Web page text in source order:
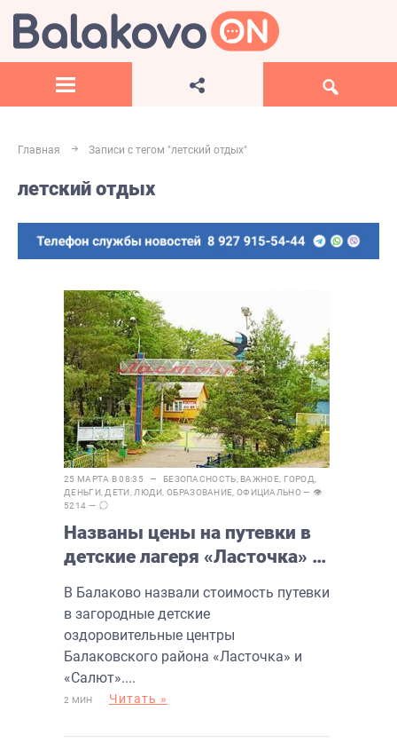
Главная Записи с тегом "летский отдых"
летский отдых
25 МАРТА В 08:35 — БЕЗОПАСНОСТЬ ВАЖНОЕ, ГОРОД
ДЕНЬГИ, ДЕТИ ЛЮДИ ,ОБРАЗОВАНИЕ ОФИЦИАЛЬНО— 👁
5214 —
Названы цены на путевки в
детские лагеря «Ласточка» и
В Балаково назвали стоимость путевки
в загородные детские
оздоровительные центры
Балаковского района «Ласточка» и
«Салют»....
2 МИН Читать »